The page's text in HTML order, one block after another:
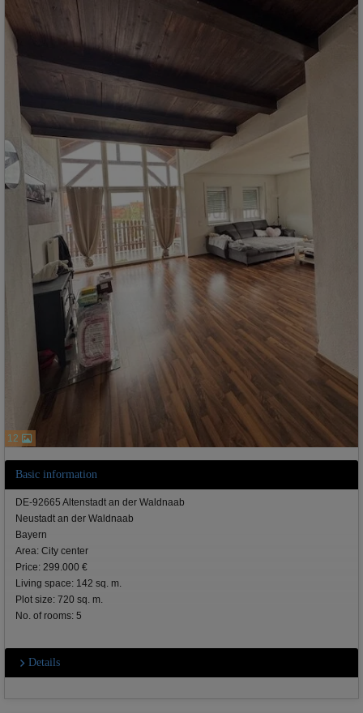
12
Basic information
DE-92665 Altenstadt an der Waldnaab
Neustadt an der Waldnaab
Bayern
Area: City center
Price: 299.000 €
Living space: 142 sq. m.
Plot size: 720 sq. m.
No. of rooms: 5
Details